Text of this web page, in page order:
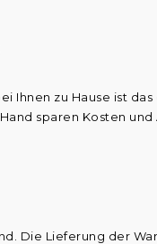
Ihnen zu Hause ist
sparen Kosten und
Die Lieferung der